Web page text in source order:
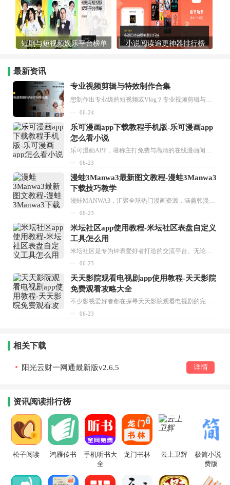
短剧与短视频娱乐平台榜单 小说阅读追更神器排行榜
最新资讯
专业视频剪辑与特效制作合集
想制作出专业级的短视频或Vlog？专业视频剪辑与特效制作大全专题为你提供了从剪辑、抠像到特效包装的全套解决方案。无论是添加炫酷的片头、进行精准的视频抠图，还是制...
06-24
乐可漫画app下载教程手机版-乐可漫画app
怎么看小说
乐可漫画APP，堪称主打免费与高清的在线漫画阅读神器。其官方版提供海量完整版漫画资源，无论是国内漫画，还是日漫、韩漫、台漫、美漫等国外漫画，应有尽有，随时供你阅读。只需轻点一下，便能直接进入阅读界面。不仅如此，乐可漫画最新版本更新速度极快，在这里，你总能抢先看到全网一手漫画章节内容！...
06-23
漫蛙3Manwa3最新图文教程-漫蛙3Manwa3
下载技巧教学
漫蛙MANWA3，汇聚全球热门漫画资源，涵盖韩漫、欧美漫画、国漫等多种类型，题材丰富多样，全方位满足用户阅读喜好。它不仅是阅读平台，更是创作平台，为广大用户打造零门槛创作环境。...
06-23
米坛社区app使用教程-米坛社区表盘自定义
工具怎么用
米坛社区是专为钟表爱好者打造的交流平台。无论你是初涉钟表领域的普通爱好者，还是拥有多年收藏经验的资深玩家，都能在此找到属于自己的天地。 无需注册，就能轻松参与其中。通过专业的讨论论坛与丰富的交互功能，你可与世界各地的钟表爱好者畅快交流。若你钟情于钟表，米坛社区无疑是值得一试的理想之选。在这里，你能获取最新的手表资讯，交流见解，提升鉴赏品味，让每一块手表都成为收藏故事中重要的一部分。感兴趣的朋友，不要错过下载机会。...
06-23
天天影院观看电视剧app使用教程-天天影院
免费观看攻略大全
不少影视爱好者都在探寻天天影院观看电视剧的完整方法，结合最新平台使用规则，本篇新手入门攻略全面讲解观看渠道、检索流程、播放设置以及画面模式调整等实用内容。全文适配手机、电脑等主流设备，步骤简洁易懂，无论是初次使用的新手，还是想要优化观影体验的用户，都能参照内容快速上手，熟练掌握平台各项操作技巧，轻松畅享影视内容。...
06-23
相关下载
阳光云财一网通最新版v2.6.5 详情
资讯阅读排行榜
松子阅读 鸿雁传书
手机听书大
全
龙门书林 云上卫辉
极简小说免
费版